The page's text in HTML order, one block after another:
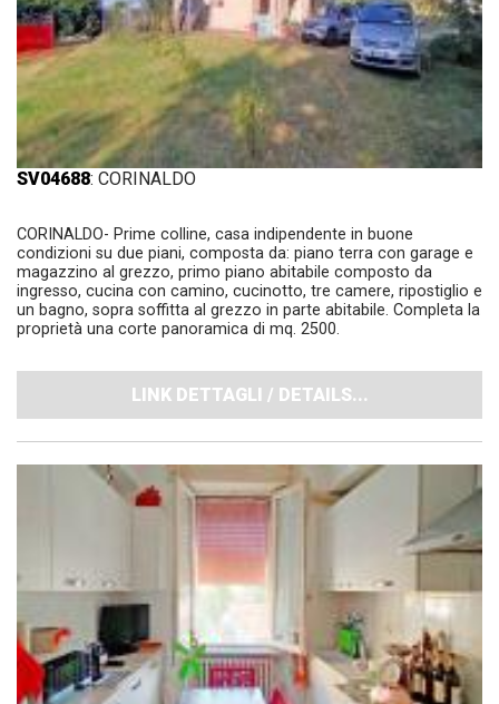
SV04688: CORINALDO
CORINALDO- Prime colline, casa indipendente in buone
condizioni su due piani, composta da: piano terra con garage e
magazzino al grezzo, primo piano abitabile composto da
ingresso, cucina con camino, cucinotto, tre camere, ripostiglio e
un bagno, sopra soffitta al grezzo in parte abitabile. Completa la
proprietà una corte panoramica di mq. 2500.
LINK DETTAGLI / DETAILS...